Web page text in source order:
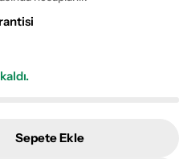
Yün Halı Adetini Azalt
El Dokuma Yün Halı
Sepete Ekle